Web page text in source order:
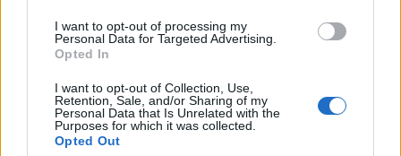
I want to opt-out of processing my
Personal Data for Targeted Advertising.
Opted In
I want to opt-out of Collection, Use,
Retention, Sale, and/or Sharing of my
Personal Data that Is Unrelated with the
Purposes for which it was collected.
Opted Out
Esim for Global|Esim for Europe|
Esim for USA|